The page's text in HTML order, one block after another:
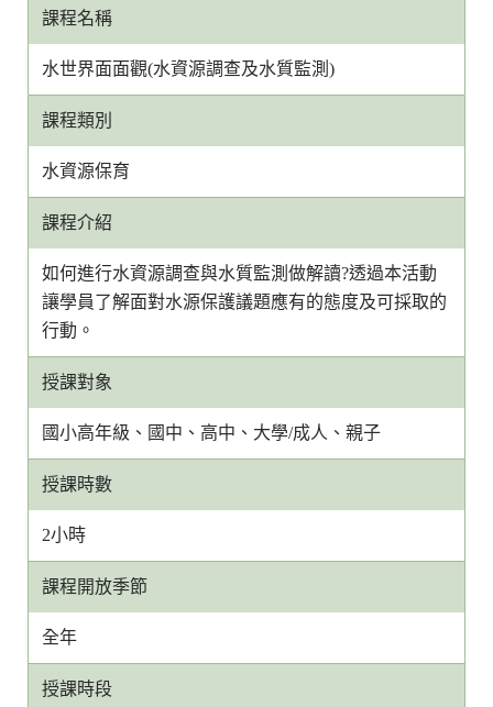
課程名稱
水世界面面觀(水資源調查及水質監測)
課程類別
水資源保育
課程介紹
如何進行水資源調查與水質監測做解讀?透過本活動
讓學員了解面對水源保護議題應有的態度及可採取的
行動。
授課對象
國小高年級、國中、高中、大學/成人、親子
授課時數
2小時
課程開放季節
全年
授課時段